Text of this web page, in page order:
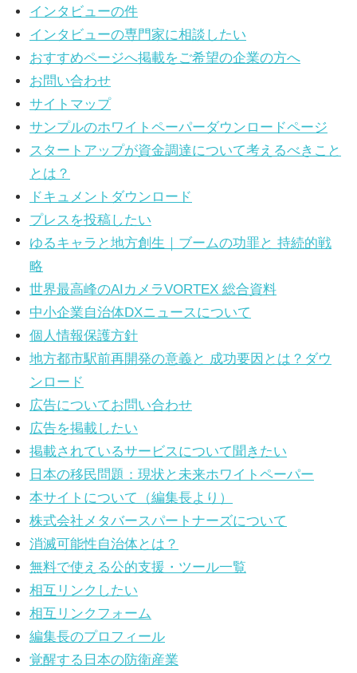
ー
ス
情
報
を
お
届
け
し
ま
す。
ま
た、
自
治
体
が
進
め
る
DX
を
中
心
と
し
た
新
し
い
取
インタビューの件
インタビューの専門家に相談したい
おすすめページへ掲載をご希望の企業の方へ
お問い合わせ
サイトマップ
サンプルのホワイトペーパーダウンロードページ
スタートアップが資金調達について考えるべきこと
とは？
ドキュメントダウンロード
プレスを投稿したい
ゆるキャラと地方創生｜ブームの功罪と 持続的戦
略
世界最高峰のAIカメラVORTEX 総合資料
中小企業自治体DXニュースについて
個人情報保護方針
地方都市駅前再開発の意義と 成功要因とは？ダウ
ンロード
広告についてお問い合わせ
広告を掲載したい
掲載されているサービスについて聞きたい
日本の移民問題：現状と未来ホワイトペーパー
本サイトについて（編集長より）
株式会社メタバースパートナーズについて
消滅可能性自治体とは？
無料で使える公的支援・ツール一覧
相互リンクしたい
相互リンクフォーム
編集長のプロフィール
覚醒する日本の防衛産業